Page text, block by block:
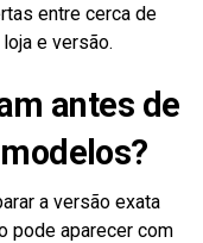
entre cerca de
e versão.
antes de
a versão exata
pode aparecer com